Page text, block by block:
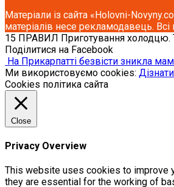
Матеріали із сайта «Holovni-
матеріалів несе рекламодавець.
15 ПРАВИЛ Приготування холодцю.
Поділитися на Facebook
На Прикарпатті безвісти зникла
Ми використовуємо cookies:
Cookies політика сайта
Close
Privacy Overview
This website uses cookies to improve
they are essential for the working of